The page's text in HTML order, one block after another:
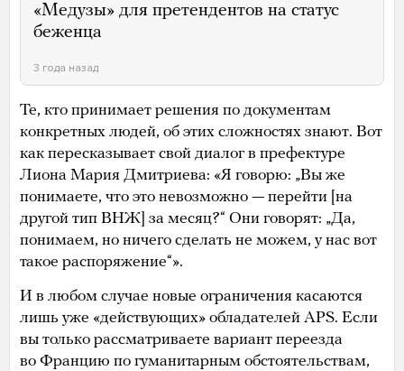
«Медузы» для претендентов на статус
беженца
3 года назад
Те, кто принимает решения по документам
конкретных людей, об этих сложностях знают. Вот
как пересказывает свой диалог в префектуре
Лиона Мария Дмитриева: «Я говорю: „Вы же
понимаете, что это невозможно — перейти [на
другой тип ВНЖ] за месяц?“ Они говорят: „Да,
понимаем, но ничего сделать не можем, у нас вот
такое распоряжение“».
И в любом случае новые ограничения касаются
лишь уже «действующих» обладателей APS. Если
вы только рассматриваете вариант переезда
во Францию по гуманитарным обстоятельствам,